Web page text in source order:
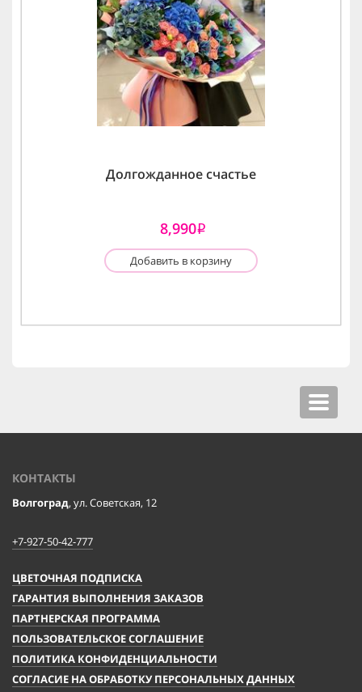
Долгожданное счастье
8,990i
Добавить в корзину
Toggle
КОНТАКТЫ
Волгоград, ул. Советская, 12
+7-927-50-42-777
ЦВЕТОЧНАЯ ПОДПИСКА
ГАРАНТИЯ ВЫПОЛНЕНИЯ ЗАКАЗОВ
ПАРТНЕРСКАЯ ПРОГРАММА
ПОЛЬЗОВАТЕЛЬСКОЕ СОГЛАШЕНИЕ
ПОЛИТИКА КОНФИДЕНЦИАЛЬНОСТИ
СОГЛАСИЕ НА ОБРАБОТКУ ПЕРСОНАЛЬНЫХ ДАННЫХ